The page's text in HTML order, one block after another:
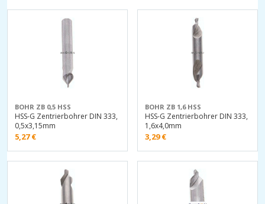
BOHR ZB 0,5 HSS
HSS-G Zentrierbohrer DIN 333,
0,5x3,15mm
5,27€
BOHR ZB 1,6 HSS
HSS-G Zentrierbohrer DIN 333,
1,6x4,0mm
3,29€